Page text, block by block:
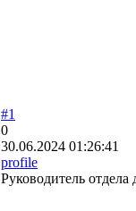
#1
0
30.06.2024 01:26:41
profile
Руководитель